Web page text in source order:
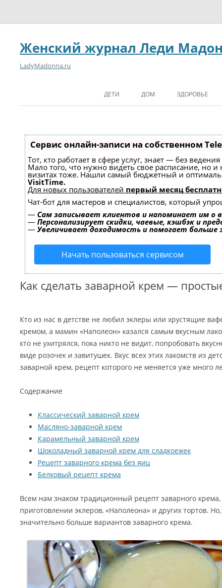
Женский журнал Леди
LadyMadonna.ru
ДЕТИ ДОМ ЗДОРОВЬЕ
Сервис онлайн-записи на собственном
Тот, кто работает в сфере услуг, знает — без
Мало того, что нужно видеть свое расписание, но
визитах тоже. Нашли самый бюджетный и
VisitTime.
Для новых пользователей первый месяц
Чат-бот для мастеров и специалистов, который
— Сам записывает клиентов и напоминает им о
— Персонализирует скидки, чаевые, кэшбэк и
— Увеличивает доходимость и помогает
Начать пользоваться сервисом
Как сделать заварной крем —
Кто из нас в детстве не любил эклеры или хрустящие
кремом, а мамин «Наполеон» казался самым вкусным
кто не ухитрялся, пока никто не видит, попробовать
виде розочек и завитушек. Вкус всех этих лакомств из
заварной крем, рецепт которого не меняется уже много
Содержание
Классический заварной крем
Масляно-заварной крем
Карамельный заварной крем
Шоколадный заварной крем для сладкоежек
Рецепт заварного крема без яиц
Белковый рецепт крема
Всем нам знаком традиционный рецепт заварного
приготовлении эклеров, «Наполеона» и других тортов.
значительно больше вариантов заварного крема.